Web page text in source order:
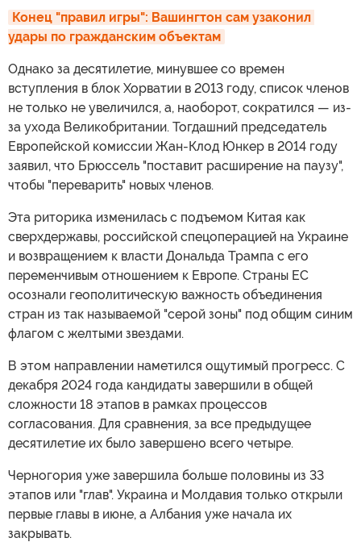
Конец "правил игры": Вашингтон сам узаконил
удары по гражданским объектам
Однако за десятилетие, минувшее со времен
вступления в блок Хорватии в 2013 году, список членов
не только не увеличился, а, наоборот, сократился — из-
за ухода Великобритании. Тогдашний председатель
Европейской комиссии Жан-Клод Юнкер в 2014 году
заявил, что Брюссель "поставит расширение на паузу",
чтобы "переварить" новых членов.
Эта риторика изменилась с подъемом Китая как
сверхдержавы, российской спецоперацией на Украине
и возвращением к власти Дональда Трампа с его
переменчивым отношением к Европе. Страны ЕС
осознали геополитическую важность объединения
стран из так называемой "серой зоны" под общим синим
флагом с желтыми звездами.
В этом направлении наметился ощутимый прогресс. С
декабря 2024 года кандидаты завершили в общей
сложности 18 этапов в рамках процессов
согласования. Для сравнения, за все предыдущее
десятилетие их было завершено всего четыре.
Черногория уже завершила больше половины из 33
этапов или "глав". Украина и Молдавия только открыли
первые главы в июне, а Албания уже начала их
закрывать.